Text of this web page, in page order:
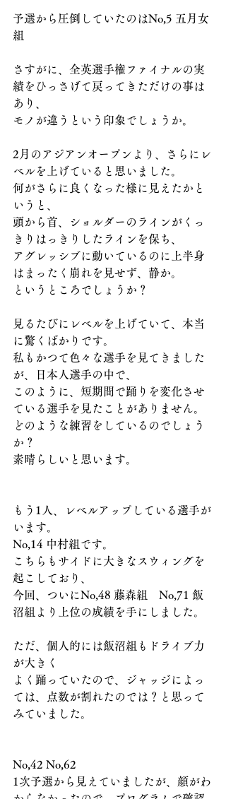
予選から圧倒していたのはNo,5 五月女
組
さすがに、全英選手権ファイナルの実
績をひっさげて戻ってきただけの事は
あり、
モノが違うという印象でしょうか。
2月のアジアンオープンより、さらにレ
ベルを上げていると思いました。
何がさらに良くなった様に見えたかと
いうと、
頭から首、ショルダーのラインがくっ
きりはっきりしたラインを保ち、
アグレッシブに動いているのに上半身
はまったく崩れを見せず、静か。
というところでしょうか？
見るたびにレベルを上げていて、本当
に驚くばかりです。
私もかつて色々な選手を見てきました
が、日本人選手の中で、
このように、短期間で踊りを変化させ
ている選手を見たことがありません。
どのような練習をしているのでしょう
か？
素晴らしいと思います。
もう1人、レベルアップしている選手が
います。
No,14 中村組です。
こちらもサイドに大きなスウィングを
起こしており、
今回、ついにNo,48 藤森組　No,71 飯
沼組より上位の成績を手にしました。
ただ、個人的には飯沼組もドライブ力
が大きく
よく踊っていたので、ジャッジによっ
ては、点数が割れたのでは？と思って
みていました。
No,42 No,62
1次予選から見えていましたが、顔がわ